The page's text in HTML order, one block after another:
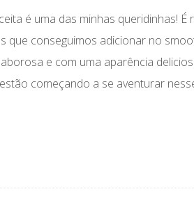
é uma das minhas queridinhas! É
que conseguimos adicionar no
e com uma aparência
começando a se aventurar